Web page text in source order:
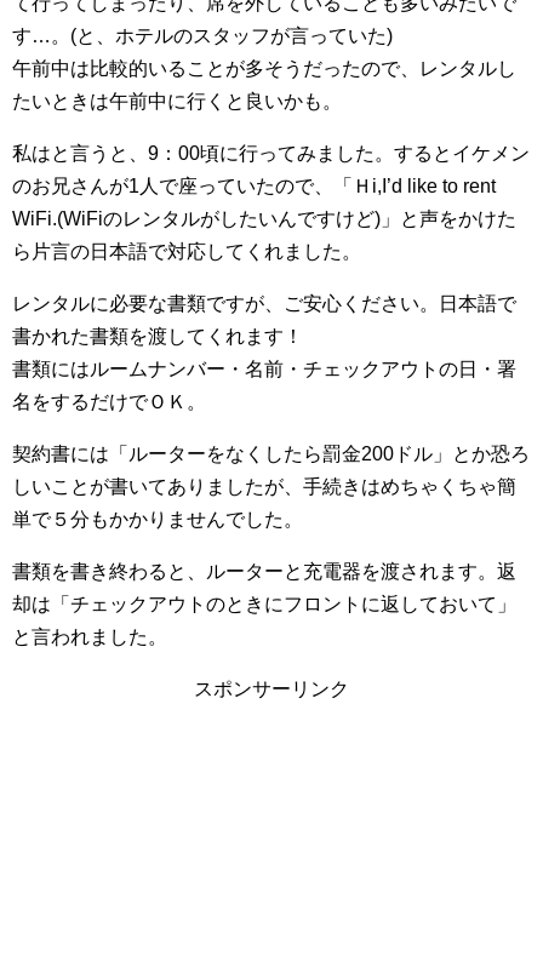
す…。(と、ホテルのスタッフが言っていた)
午前中は比較的いることが多そうだったので、レンタルし
たいときは午前中に行くと良いかも。
私はと言うと、9：00頃に行ってみました。するとイケメン
のお兄さんが1人で座っていたので、「Ｈi,I’d like to rent
WiFi.(WiFiのレンタルがしたいんですけど)」と声をかけた
ら片言の日本語で対応してくれました。
レンタルに必要な書類ですが、ご安心ください。日本語で
書かれた書類を渡してくれます！
書類にはルームナンバー・名前・チェックアウトの日・署
名をするだけでＯＫ。
契約書には「ルーターをなくしたら罰金200ドル」とか恐ろ
しいことが書いてありましたが、手続きはめちゃくちゃ簡
単で５分もかかりませんでした。
書類を書き終わると、ルーターと充電器を渡されます。返
却は「チェックアウトのときにフロントに返しておいて」
と言われました。
スポンサーリンク